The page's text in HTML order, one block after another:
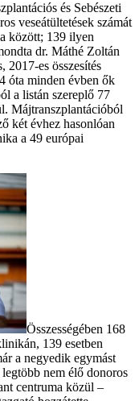
és Sebészeti
veseátültetések számát
között; 139 ilyen
dr. Máthé Zoltán
2017-es összesítés
óta minden évben ők
a listán szereplő 77
Májtranszplantációból
két évhez hasonlóan
a 49 európai
Összességében 168
139 esetben
a negyedik egymást
nem élő donoros
centruma közül –